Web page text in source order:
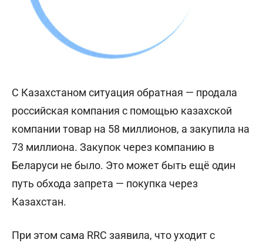
С Казахстаном ситуация обратная — продала
российская компания с помощью казахской
компании товар на 58 миллионов, а закупила на
73 миллиона. Закупок через компанию в
Беларуси не было. Это может быть ещё один
путь обхода запрета — покупка через
Казахстан.
При этом сама RRC заявила, что уходит с